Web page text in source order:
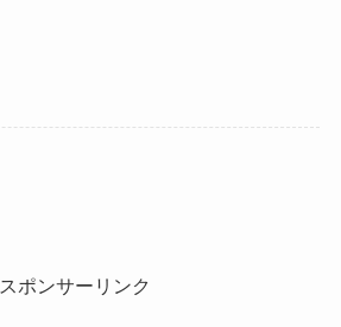
スポンサーリンク